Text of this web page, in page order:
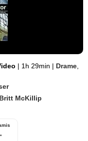
| 1h 29min | Drame
Britt McKillip